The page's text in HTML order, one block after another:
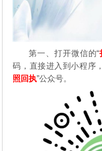
第一、打开微信的“
码，直接进入到小程序
照回执”公众号。